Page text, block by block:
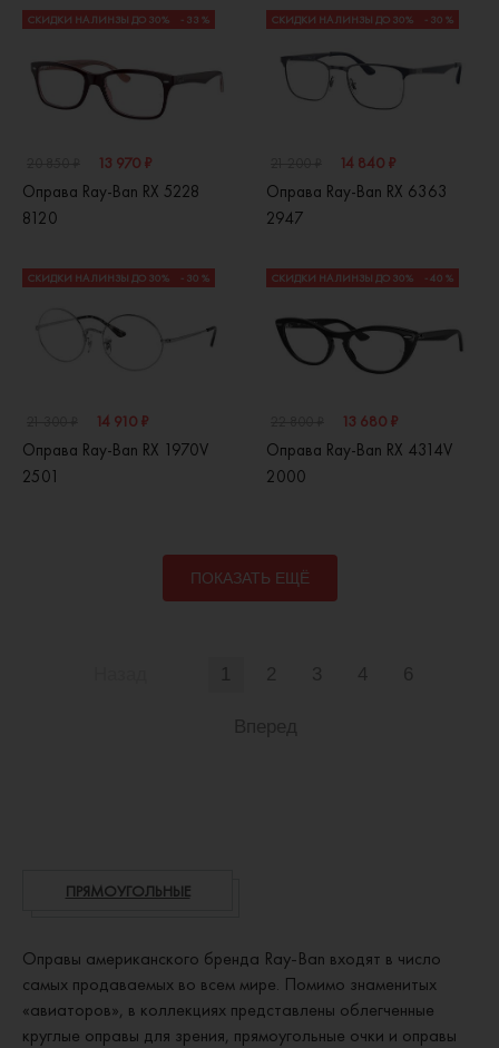
СКИДКИ НА ЛИНЗЫ ДО 30% - 33 %
13 970 ₽
Оправа Ray-Ban RX 5228
8120
СКИДКИ НА ЛИНЗЫ ДО 30% - 30 %
14 840 ₽
Оправа Ray-Ban RX 6363
2947
СКИДКИ НА ЛИНЗЫ ДО 30% - 30 %
14 910 ₽
Оправа Ray-Ban RX 1970V
2501
СКИДКИ НА ЛИНЗЫ ДО 30% - 40 %
13 680 ₽
Оправа Ray-Ban RX 4314V
2000
ПОКАЗАТЬ ЕЩЁ
ПРЯМОУГОЛЬНЫЕ
Оправы американского бренда Ray-Ban входят в число
самых продаваемых во всем мире. Помимо знаменитых
«авиаторов», в коллекциях представлены облегченные
круглые оправы для зрения, прямоугольные очки и оправы